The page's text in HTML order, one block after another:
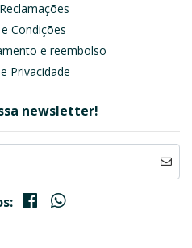
Condições
e reembolso
Privacidade
newsletter!